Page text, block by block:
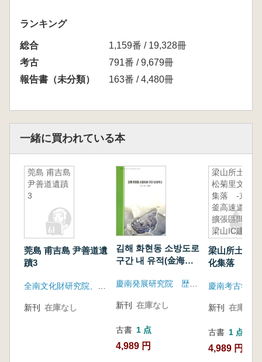
ランキング
総合
1,159番 / 19,328冊
考古
791番 / 9,679冊
報告書（未分類）
163番 / 4,480冊
一緒に買われている本
莞島 甫吉島
尹善道遺蹟
3
莞島 甫吉島 尹善道遺
蹟3
新刊 在庫なし
김해 화현동 소방도로
구간 내 유적(金海会
遺蹟) 2
慶南発展研究院 歴史文化センター
新刊 在庫なし
古書 1 点
4,989 円
梁山所土里
松菊里文化
集落 -京
釜高速道路
擴張區間内
梁山IC建立
査報告-
梁山所土里
化集落 -京
建立敷地発
慶南考古学研
新刊 在庫なし
古書 1 点
4,989 円